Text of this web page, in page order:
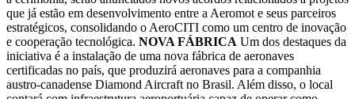
que já estão em desenvolvimento entre a Aeromot e seus parceiros
estratégicos, consolidando o AeroCITI como um centro de inovação
e cooperação tecnológica. NOVA FÁBRICA Um dos destaques da
iniciativa é a instalação de uma nova fábrica de aeronaves
certificadas no país, que produzirá aeronaves para a companhia
austro-canadense Diamond Aircraft no Brasil. Além disso, o local